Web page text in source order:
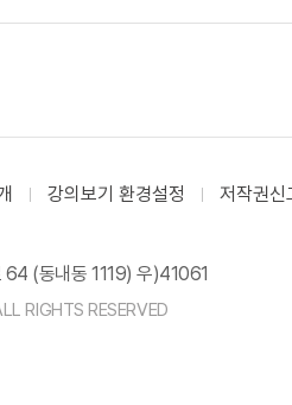
강의보기 환경설정 저작권신
64 (동내동 1119) 우)41061
RIGHTS RESERVED